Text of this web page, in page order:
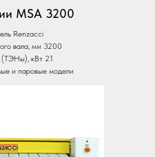
MSA 3200
Renzacci
вала, мм 3200
(ТЭНы), кВт 21
и паровые модели